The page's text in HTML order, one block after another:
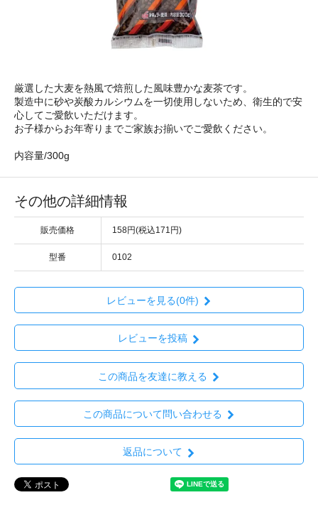
厳選した大麦を熱風で焙煎した風味豊かな麦茶です。
製造中に砂や炭酸カルシウムを一切使用しないため、衛生的で安
心してご愛飲いただけます。
お子様からお年寄りまでご家族お揃いでご愛飲ください。
内容量/300g
その他の詳細情報
販売価格 158円(税込171円)
型番 0102
レビューを見る(0件)
レビューを投稿
この商品を友達に教える
この商品について問い合わせる
返品について